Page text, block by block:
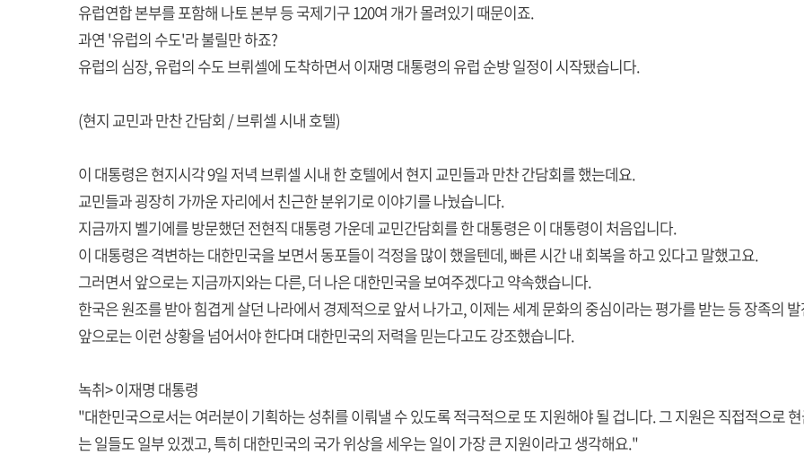
유럽연합 본부를 포함해 나토 본부 등 국제기구 120여 개가 몰려있기 때문이죠.
과연 '유럽의 수도'라 불릴만 하죠?
유럽의 심장, 유럽의 수도 브뤼셀에 도착하면서 이재명 대통령의 유럽 순방 일정이 시작됐습니다.
(현지 교민과 만찬 간담회 / 브뤼셀 시내 호텔)
이 대통령은 현지시각 9일 저녁 브뤼셀 시내 한 호텔에서 현지 교민들과 만찬 간담회를 했는데요.
교민들과 굉장히 가까운 자리에서 친근한 분위기로 이야기를 나눴습니다.
지금까지 벨기에를 방문했던 전현직 대통령 가운데 교민간담회를 한 대통령은 이 대통령이 처음입니다.
이 대통령은 격변하는 대한민국을 보면서 동포들이 걱정을 많이 했을텐데, 빠른 시간 내 회복을 하고 있다고 말했고요.
그러면서 앞으로는 지금까지와는 다른, 더 나은 대한민국을 보여주겠다고 약속했습니다.
한국은 원조를 받아 힘겹게 살던 나라에서 경제적으로 앞서 나가고, 이제는 세계 문화의 중심이라는 평가를 받는 등 장족의
앞으로는 이런 상황을 넘어서야 한다며 대한민국의 저력을 믿는다고도 강조했습니다.
녹취> 이재명 대통령
"대한민국으로서는 여러분이 기획하는 성취를 이뤄낼 수 있도록 적극적으로 또 지원해야 될 겁니다. 그 지원은 직접적으로
는 일들도 일부 있겠고, 특히 대한민국의 국가 위상을 세우는 일이 가장 큰 지원이라고 생각해요."